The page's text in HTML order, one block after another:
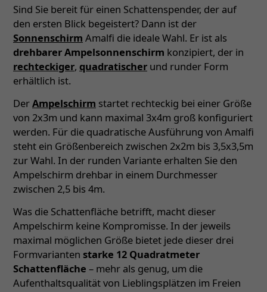
Sind Sie bereit für einen Schattenspender, der auf
den ersten Blick begeistert? Dann ist der
Sonnenschirm Amalfi die ideale Wahl. Er ist als
drehbarer Ampelsonnenschirm konzipiert, der in
rechteckiger, quadratischer und runder Form
erhältlich ist.
DerAmpelschirm startet rechteckig bei einer Größe
von 2x3m und kann maximal 3x4m groß konfiguriert
werden. Für die quadratische Ausführung von Amalfi
steht ein Größenbereich zwischen 2x2m bis 3,5x3,5m
zur Wahl. In der runden Variante erhalten Sie den
Ampelschirm drehbar in einem Durchmesser
zwischen 2,5 bis 4m.
Was die Schattenfläche betrifft, macht dieser
Ampelschirm keine Kompromisse. In der jeweils
maximal möglichen Größe bietet jede dieser drei
Formvarianten starke 12 Quadratmeter
Schattenfläche – mehr als genug, um die
Aufenthaltsqualität von Lieblingsplätzen im Freien